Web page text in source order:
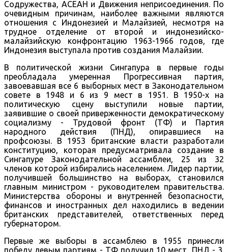
Содружества, АСЕАН и Движения неприсоединения. По
очевидным причинам, наиболее важными являются
отношения с Индонезией и Малайзией, несмотря на
трудное отделение от второй и индонезийско-
малайзийскую конфронтацию 1963-1966 годов, где
Индонезия выступала против создания Малайзии.
В политической жизни Сингапура в первые годы
преобладала умеренная Прогрессивная партия,
завоевавшая все 6 выборных мест в Законодательном
совете в 1948 и 6 из 9 мест в 1951. В 1950-х на
политическую сцену выступили новые партии,
заявившие о своей приверженности демократическому
социализму - Трудовой фронт (ТФ) и Партия
народного действия (ПНД), опиравшиеся на
профсоюзы. В 1953 британские власти разработали
конституцию, которая предусматривала создание в
Сингапуре Законодательной ассамблеи, 25 из 32
членов которой избирались населением. Лидер партии,
получившей большинство на выборах, становился
главным министром - руководителем правительства.
Министерства обороны и внутренней безопасности,
финансов и иностранных дел находились в ведении
британских представителей, ответственных перед
губернатором.
Первые же выборы в ассамблею в 1955 принесли
победу левым партиям - ТФ получил 10 мест, ПНД - 3.